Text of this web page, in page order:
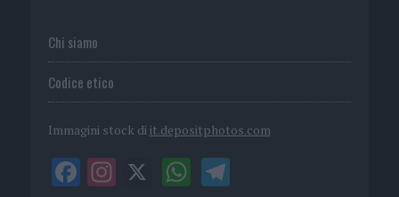
Chi siamo
Codice etico
Immagini stock di it.depositphotos.com